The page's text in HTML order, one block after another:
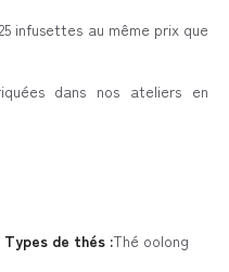
infusettes au même prix que
dans nos ateliers en
Types de thés :Thé oolong